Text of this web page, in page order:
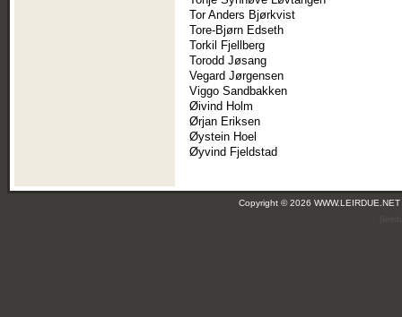
Tor Anders Bjørkvist
Tore-Bjørn Edseth
Torkil Fjellberg
Torodd Jøsang
Vegard Jørgensen
Viggo Sandbakken
Øivind Holm
Ørjan Eriksen
Øystein Hoel
Øyvind Fjeldstad
Copyright © 2026